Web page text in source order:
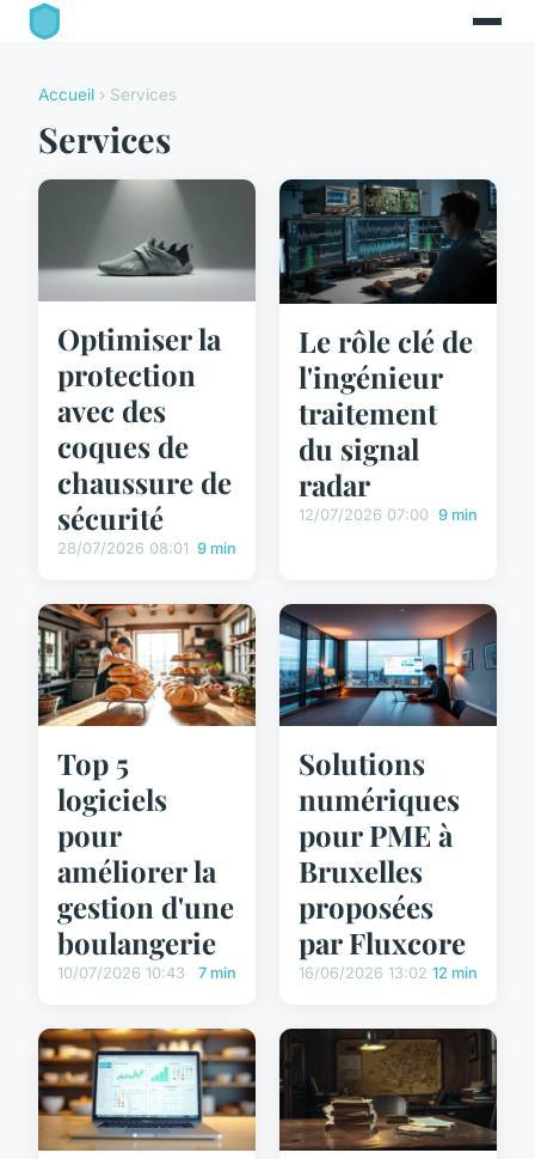
Accueil › Services
Services
Optimiser la
protection
avec des
coques de
chaussure de
sécurité
28/07/2026 08:01 9 min
Le rôle clé de
l'ingénieur
traitement
du signal
radar
12/07/2026 07:00 9 min
Top 5
logiciels
pour
améliorer la
gestion d'une
boulangerie
10/07/2026 10:43 7 min
Solutions
numériques
pour PME à
Bruxelles
proposées
par Fluxcore
16/06/2026 13:02 12 min